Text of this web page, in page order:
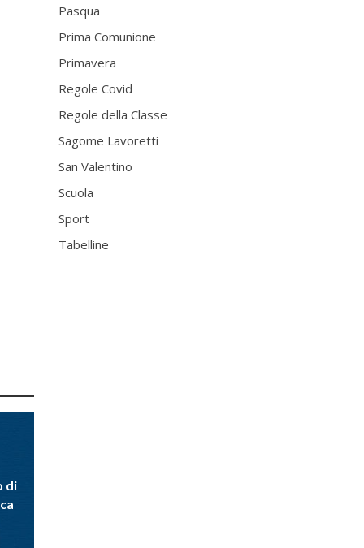
di
Pasqua
Prima Comunione
Primavera
Regole Covid
Regole della Classe
Sagome Lavoretti
San Valentino
Scuola
Sport
Tabelline